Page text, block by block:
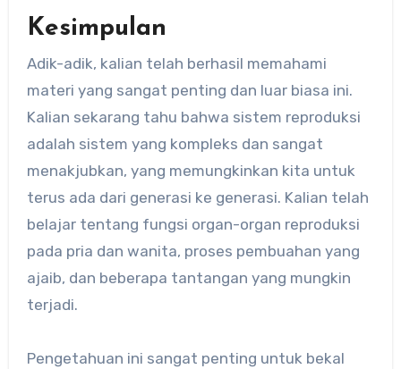
Kesimpulan
Adik-adik, kalian telah berhasil memahami
materi yang sangat penting dan luar biasa ini.
Kalian sekarang tahu bahwa sistem reproduksi
adalah sistem yang kompleks dan sangat
menakjubkan, yang memungkinkan kita untuk
terus ada dari generasi ke generasi. Kalian telah
belajar tentang fungsi organ-organ reproduksi
pada pria dan wanita, proses pembuahan yang
ajaib, dan beberapa tantangan yang mungkin
terjadi.
Pengetahuan ini sangat penting untuk bekal